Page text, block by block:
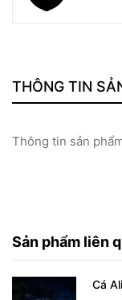
THÔNG TIN
Thông tin sản
Sản phẩm liên
Cá